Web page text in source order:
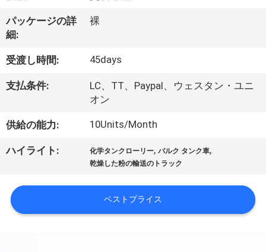
達
に
つ
い
工
旅
行
パッケージの詳
細:
裸
受渡し時間: 45days
支払条件:
LC、TT、Paypal、ウェスタン・ユニ
オン
供給の能力: 10Units/Month
ハイライト: 化学タンクローリー,バルク タンク車,
乾燥した粉の輸送のトラック
ベストプライス